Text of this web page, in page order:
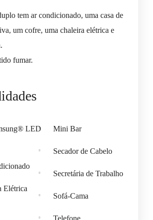
tem ar condicionado, uma casa de
um cofre, uma chaleira elétrica e
fumar.
LED
Elétrica
Mini Bar
Secador de Cabelo
Secretária de Trabalho
Sofá-Cama
Telefone